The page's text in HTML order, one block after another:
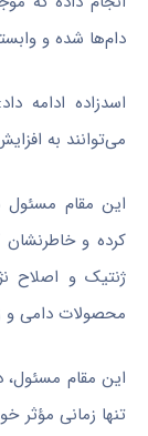
دام‌ها شده و
اسدزاده ادامه
می‌توانند به
این مقام مسئول
کرده و خاطرنشان
ژنتیک و اصلاح
محصولات دامی و
این مقام مسئول،
تنها زمانی مؤثر